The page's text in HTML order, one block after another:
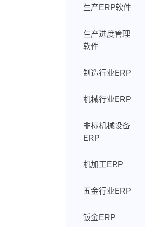
生产ERP软件
生产进度管理
软件
制造行业ERP
机械行业ERP
非标机械设备
ERP
机加工ERP
五金行业ERP
钣金ERP